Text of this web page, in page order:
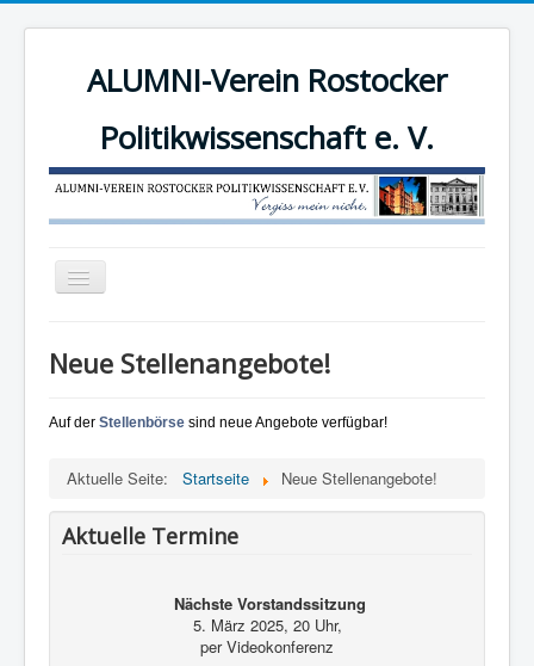
ALUMNI-Verein Rostocker
Politikwissenschaft e. V.
Navigation
Der Verein
Angebote
Kontakt und Impressum
Neue Stellenangebote!
Auf der Stellenbörse sind neue Angebote verfügbar!
Aktuelle Seite: Startseite Neue Stellenangebote!
Aktuelle Termine
Nächste Vorstandssitzung
5. März 2025, 20 Uhr,
per Videokonferenz